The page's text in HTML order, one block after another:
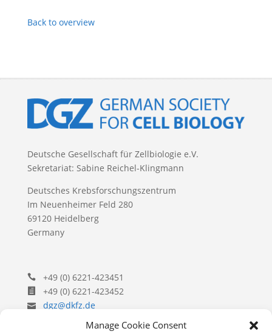
Manage Cookie Consent
Back to overview
Deutsche Gesellschaft für Zellbiologie e.V.
Sekretariat: Sabine Reichel-Klingmann
Deutsches Krebsforschungszentrum
Im Neuenheimer Feld 280
69120 Heidelberg
Germany
+49 (0) 6221-423451
+49 (0) 6221-423452
dgz@dkfz.de